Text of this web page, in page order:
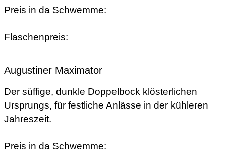
Preis in da Schwemme:
Flaschenpreis:
Augustiner Maximator
Der süffige, dunkle Doppelbock klösterlichen
Ursprungs, für festliche Anlässe in der kühleren
Jahreszeit.
Preis in da Schwemme: